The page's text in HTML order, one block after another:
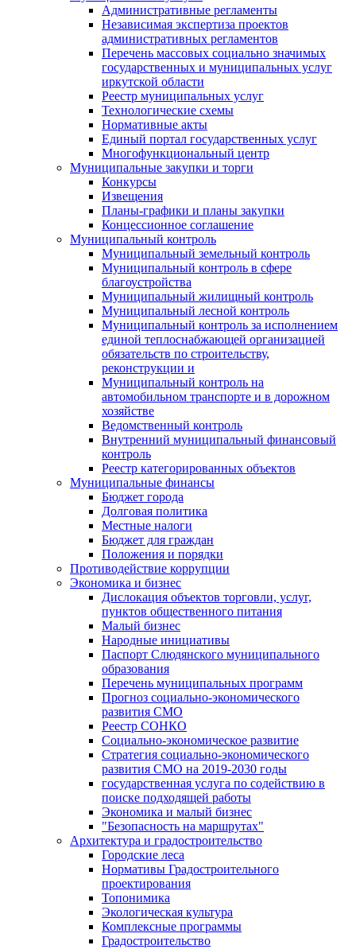
Административные регламенты
Независимая экспертиза проектов
административных регламентов
Перечень массовых социально значимых
государственных и муниципальных услуг
иркутской области
Реестр муниципальных услуг
Технологические схемы
Нормативные акты
Единый портал государственных услуг
Многофункциональный центр
Муниципальные закупки и торги
Конкурсы
Извещения
Планы-графики и планы закупки
Концессионное соглашение
Муниципальный контроль
Муниципальный земельный контроль
Муниципальный контроль в сфере
благоустройства
Муниципальный жилищный контроль
Муниципальный лесной контроль
Муниципальный контроль за исполнением
единой теплоснабжающей организацией
обязательств по строительству,
реконструкции и
Муниципальный контроль на
автомобильном транспорте и в дорожном
хозяйстве
Ведомственный контроль
Внутренний муниципальный финансовый
контроль
Реестр категорированных объектов
Муниципальные финансы
Бюджет города
Долговая политика
Местные налоги
Бюджет для граждан
Положения и порядки
Противодействие коррупции
Экономика и бизнес
Дислокация объектов торговли, услуг,
пунктов общественного питания
Малый бизнес
Народные инициативы
Паспорт Слюдянского муниципального
образования
Перечень муниципальных программ
Прогноз социально-экономического
развития СМО
Реестр СОНКО
Социально-экономическое развитие
Стратегия социально-экономического
развития СМО на 2019-2030 годы
государственная услуга по содействию в
поиске подходящей работы
Экономика и малый бизнес
"Безопасность на маршрутах"
Архитектура и градостроительство
Городские леса
Нормативы Градостроительного
проектирования
Топонимика
Экологическая культура
Комплексные программы
Градостроительство